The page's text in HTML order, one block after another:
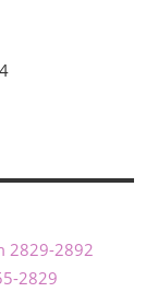
2829-2892
2829